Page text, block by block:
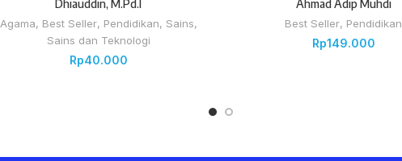
Dhiauddin, M.Pd.I
Agama, Best Seller, Pendidikan, Sains,
Sains dan Teknologi
Rp40.000
Ahmad Adip Muhdi
Best Seller, Pendidikan
Rp149.000